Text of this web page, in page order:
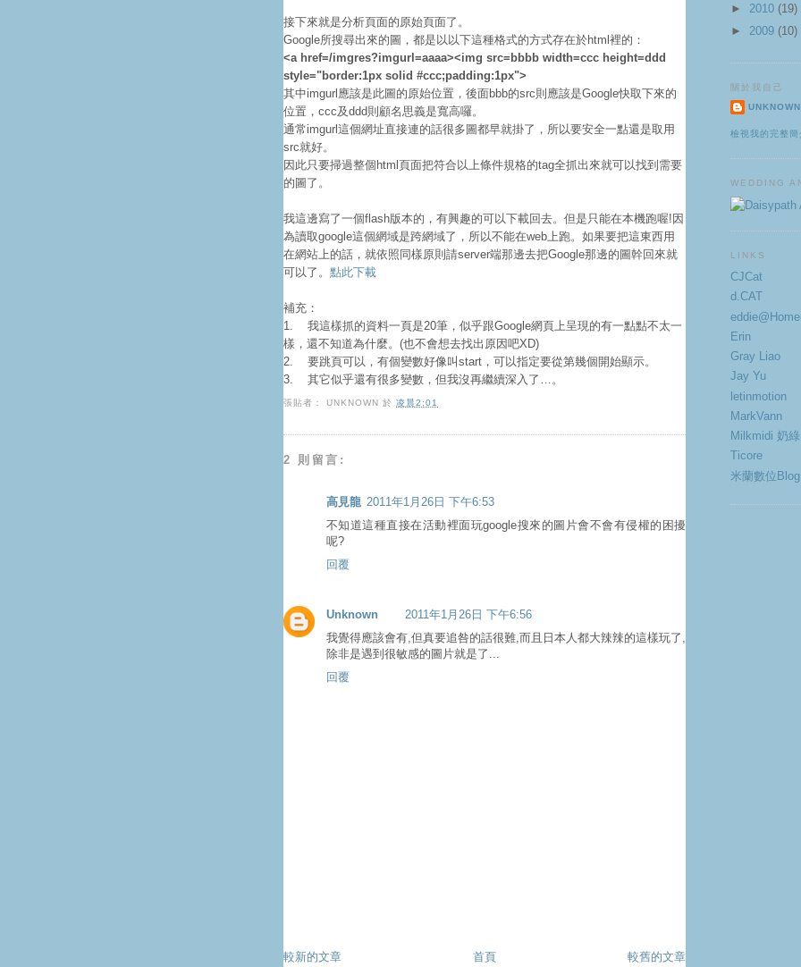
接下來就是分析頁面的原始頁面了。
Google所搜尋出來的圖，都是以以下這種格式的方式存在於html裡的：
<a href=/imgres?imgurl=aaaa><img src=bbbb width=ccc height=ddd
style="border:1px solid #ccc;padding:1px">
其中imgurl應該是此圖的原始位置，後面bbb的src則應該是Google快取下來的
位置，ccc及ddd則顧名思義是寬高囉。
通常imgurl這個網址直接連的話很多圖都早就掛了，所以要安全一點還是取用
src就好。
因此只要掃過整個html頁面把符合以上條件規格的tag全抓出來就可以找到需要
的圖了。
我這邊寫了一個flash版本的，有興趣的可以下載回去。但是只能在本機跑喔!因
為讀取google這個網域是跨網域了，所以不能在web上跑。如果要把這東西用
在網站上的話，就依照同樣原則請server端那邊去把Google那邊的圖幹回來就
可以了。 點此下載
補充：
1. 我這樣抓的資料一頁是20筆，似乎跟Google網頁上呈現的有一點點不太一
樣，還不知道為什麼。(也不會想去找出原因吧XD)
2. 要跳頁可以，有個變數好像叫start，可以指定要從第幾個開始顯示。
3. 其它似乎還有很多變數，但我沒再繼續深入了…。
張貼者：UNKNOWN 於凌晨2:01
2 則留言:
高見龍 2011年1月26日 下午6:53
不知道這種直接在活動裡面玩google搜來的圖片會不會有侵權的困擾
呢?
回覆
Unknown
2011年1月26日 下午6:56
我覺得應該會有,但真要追咎的話很難,而且日本人都大辣辣的這樣玩了,
除非是遇到很敏感的圖片就是了...
回覆
較新的文章 較舊的文章
首頁
► 2010 (19)
► 2009 (10)
關於我自己
UNKNOWN
檢視我的完整簡
WEDDING
LINKS
CJCat
d.CAT
Erin
Gray Liao
Jay Yu
letinmotion
MarkVann
Milkmidi 奶綠
Ticore
米蘭數位Blog